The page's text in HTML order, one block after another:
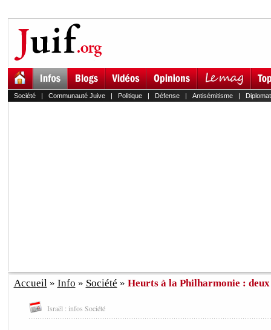
Société| Communauté Juive| Politique| Défense| Antisémitisme|
Accueil» Info » Société » Heurts à la Philharmonie : deux
Israël : infos Société